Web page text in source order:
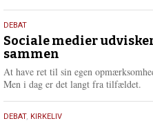
18.
maj
2026
DEBAT
Sociale medier
sammen
At have ret til sin egen
Men i dag er det langt fra tilfældet.
DEBAT, KIRKELIV